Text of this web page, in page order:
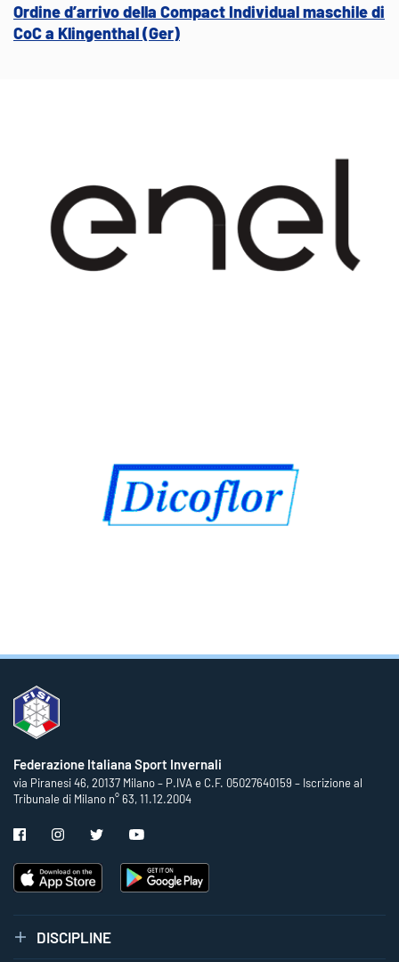
Ordine d’arrivo della Compact Individual maschile di
CoC a Klingenthal (Ger)
Federazione Italiana Sport Invernali
via Piranesi 46, 20137 Milano – P.IVA e C.F. 05027640159 – Iscrizione al
Tribunale di Milano n° 63, 11.12.2004
DISCIPLINE